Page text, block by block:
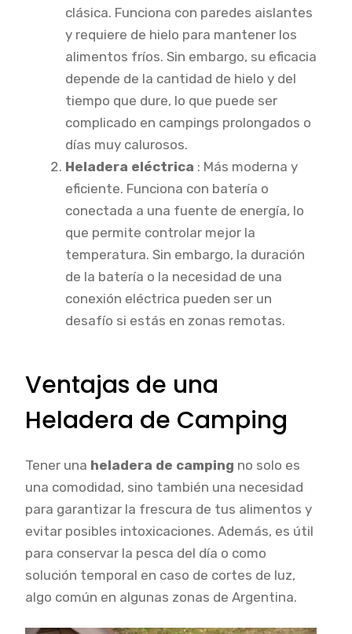
clásica. Funciona con paredes aislantes
y requiere de hielo para mantener los
alimentos fríos. Sin embargo, su eficacia
depende de la cantidad de hielo y del
tiempo que dure, lo que puede ser
complicado en campings prolongados o
días muy calurosos.
Heladera eléctrica : Más moderna y
eficiente. Funciona con batería o
conectada a una fuente de energía, lo
que permite controlar mejor la
temperatura. Sin embargo, la duración
de la batería o la necesidad de una
conexión eléctrica pueden ser un
desafío si estás en zonas remotas.
Ventajas de una
Heladera de Camping
Tener una heladera de camping no solo es
una comodidad, sino también una necesidad
para garantizar la frescura de tus alimentos y
evitar posibles intoxicaciones. Además, es útil
para conservar la pesca del día o como
solución temporal en caso de cortes de luz,
algo común en algunas zonas de Argentina.